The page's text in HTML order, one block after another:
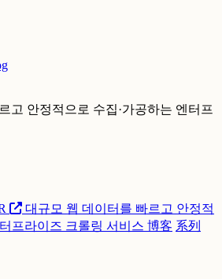
고 안정적으로 수집·가공하는 엔터프
대규모 웹 데이터를 빠르고 안정적
프라이즈 크롤링 서비스 博客 系列